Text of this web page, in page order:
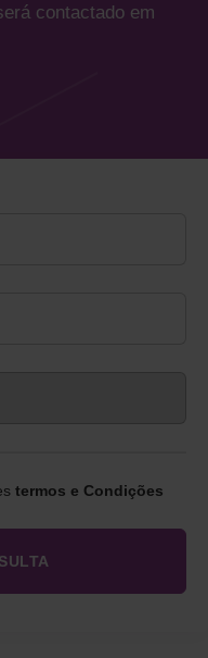
contactado em
termos e Condições